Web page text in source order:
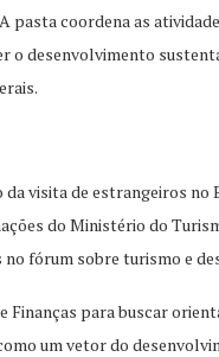
pasta coordena as
o desenvolvimento
da visita de estrangeiros
do Ministério do
fórum sobre turismo e
para buscar
um vetor do